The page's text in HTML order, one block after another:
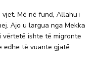
Më në fund, Allahu i
Ajo u largua nga Mekka
vërtetë ishte të migronte
edhe të vuante gjatë